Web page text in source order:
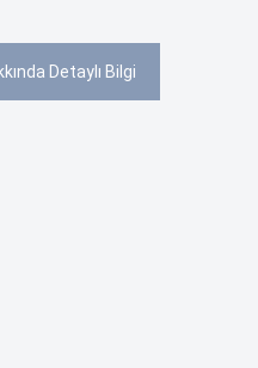
Detaylı Bilgi